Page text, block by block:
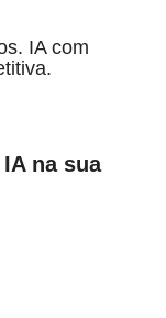
IA com
na sua